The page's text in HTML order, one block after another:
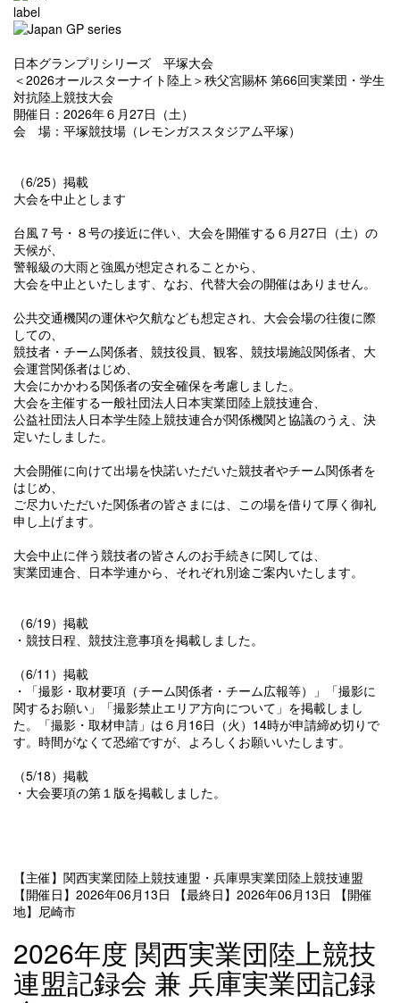
日本グランプリシリーズ 平塚大会
＜2026オールスターナイト陸上＞秩父宮賜杯 第66回実業団・学生
対抗陸上競技大会
開催日：2026年６月27日（土）
会 場：平塚競技場（レモンガススタジアム平塚）
（6/25）掲載
大会を中止とします
台風７号・８号の接近に伴い、大会を開催する６月27日（土）の
天候が、
警報級の大雨と強風が想定されることから、
大会を中止といたします、なお、代替大会の開催はありません。
公共交通機関の運休や欠航なども想定され、大会会場の往復に際
しての、
競技者・チーム関係者、競技役員、観客、競技場施設関係者、大
会運営関係者はじめ、
大会にかかわる関係者の安全確保を考慮しました。
大会を主催する一般社団法人日本実業団陸上競技連合、
公益社団法人日本学生陸上競技連合が関係機関と協議のうえ、決
定いたしました。
大会開催に向けて出場を快諾いただいた競技者やチーム関係者を
はじめ、
ご尽力いただいた関係者の皆さまには、この場を借りて厚く御礼
申し上げます。
大会中止に伴う競技者の皆さんのお手続きに関しては、
実業団連合、日本学連から、それぞれ別途ご案内いたします。
（6/19）掲載
・競技日程、競技注意事項を掲載しました。
（6/11）掲載
・「撮影・取材要項（チーム関係者・チーム広報等）」「撮影に
関するお願い」「撮影禁止エリア方向について」を掲載しまし
た。「撮影・取材申請」は６月16日（火）14時が申請締め切りで
す。時間がなくて恐縮ですが、よろしくお願いいたします。
（5/18）掲載
・大会要項の第１版を掲載しました。
【主催】関西実業団陸上競技連盟・兵庫県実業団陸上競技連盟
【開催日】2026年06月13日
【最終日】2026年06月13日
【開催
地】尼崎市
2026年度 関西実業団陸上競技
連盟記録会 兼 兵庫実業団記録